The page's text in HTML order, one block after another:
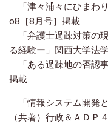
「津々浦々にひまわ
o8［8月号］掲載
「弁護士過疎対策の
る経験ー」関西大学法
「ある過疎地の否認
掲載
「情報システム開発
（共著）行政＆ＡＤＰ